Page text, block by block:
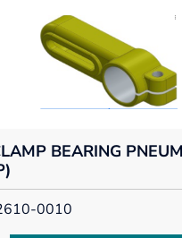
BEARING
0010